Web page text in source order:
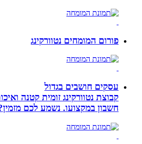
פורום המומחים נטוורקינג
עסקים חושבים בגדול
חשבון במקצועו. נשמע לכם